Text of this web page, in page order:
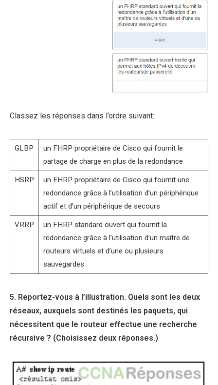
Classez les réponses dans l’ordre suivant:
GLBP
un FHRP propriétaire de Cisco qui fournit le
partage de charge en plus de la redondance
HSRP
un FHRP propriétaire de Cisco qui fournit une
redondance grâce à l’utilisation d’un périphérique
actif et d’un périphérique de secours
VRRP
un FHRP standard ouvert qui fournit la
redondance grâce à l’utilisation d’un maître de
routeurs virtuels et d’une ou plusieurs
sauvegardes
5. Reportez-vous à l’illustration. Quels sont les deux
réseaux, auxquels sont destinés les paquets, qui
nécessitent que le routeur effectue une recherche
récursive ? (Choisissez deux réponses.)